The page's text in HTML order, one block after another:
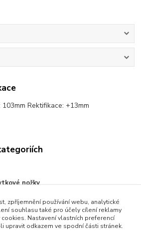
Rektifikace: +13mm
nožky
zpříjemnění používání webu, analytické
souhlasu také pro účely cílení reklamy
Nastavení vlastních preferencí
upravit odkazem ve spodní části stránek.